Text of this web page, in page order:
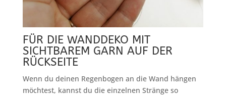
FÜR DIE WANDDEKO MIT
SICHTBAREM GARN AUF DER
RÜCKSEITE
Wenn du deinen Regenbogen an die Wand hängen
möchtest, kannst du die einzelnen Stränge so